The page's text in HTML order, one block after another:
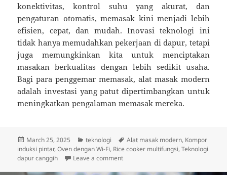
konektivitas, kontrol suhu yang akurat, dan
pengaturan otomatis, memasak kini menjadi lebih
efisien, cepat, dan mudah. Inovasi teknologi ini
tidak hanya memudahkan pekerjaan di dapur, tetapi
juga memungkinkan kita untuk menciptakan
masakan berkualitas dengan lebih sedikit usaha.
Bagi para penggemar memasak, alat masak modern
adalah investasi yang patut dipertimbangkan untuk
meningkatkan pengalaman memasak mereka.
Posted
on
March 25, 2025 Categories
teknologi Tags
Alat masak modern, Kompor
induksi pintar,Oven dengan Wi-Fi, Rice cooker multifungsi,Teknologi
dapur canggih
Leave a commenton Teknologi Alat Masak Serba